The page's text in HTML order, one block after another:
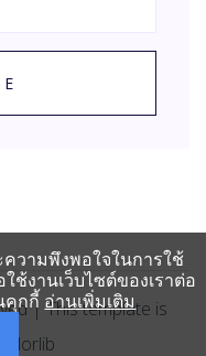
| This template is
Colorlib
วามพึงพอใจในการใช้
ช้งานเว็บไซต์ของเราต่อ
คุกกี้ อ่านเพิ่มเติม